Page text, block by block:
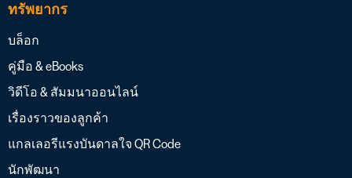
ทรัพยากร
บล็อก
คู่มือ & eBooks
วิดีโอ & สัมมนาออนไลน์
เรื่องราวของลูกค้า
แกลเลอรีแรงบันดาลใจ QR Code
นักพัฒนา